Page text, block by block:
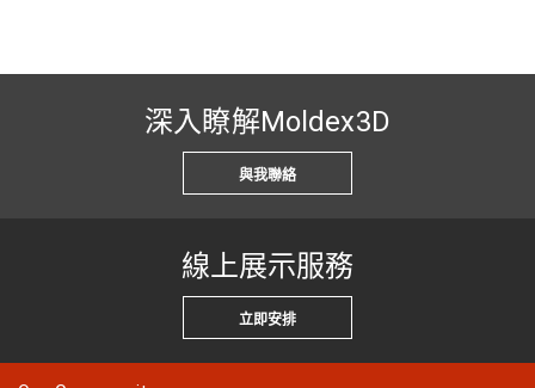
深入瞭解Moldex3D
與我聯絡
線上展示服務
立即安排